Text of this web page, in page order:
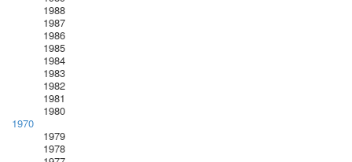
1988
1987
1986
1985
1984
1983
1982
1981
1980
1970
1979
1978